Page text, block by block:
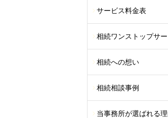
サービス料金表
相続ワンストップサ
相続への想い
相続相談事例
当事務所が選ばれる